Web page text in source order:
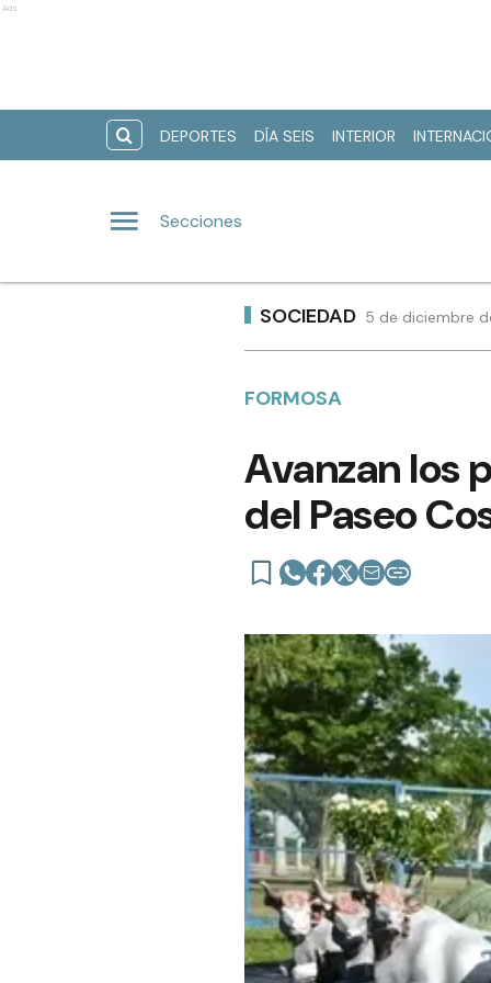
Ads
DEPORTES DÍA SEIS INTERIOR
Secciones
SOCIEDAD 5 de diciembre
FORMOSA
Avanzan los
del Paseo